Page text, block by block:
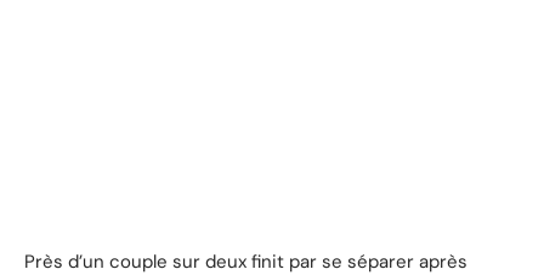
Près d’un couple sur deux finit par se séparer après